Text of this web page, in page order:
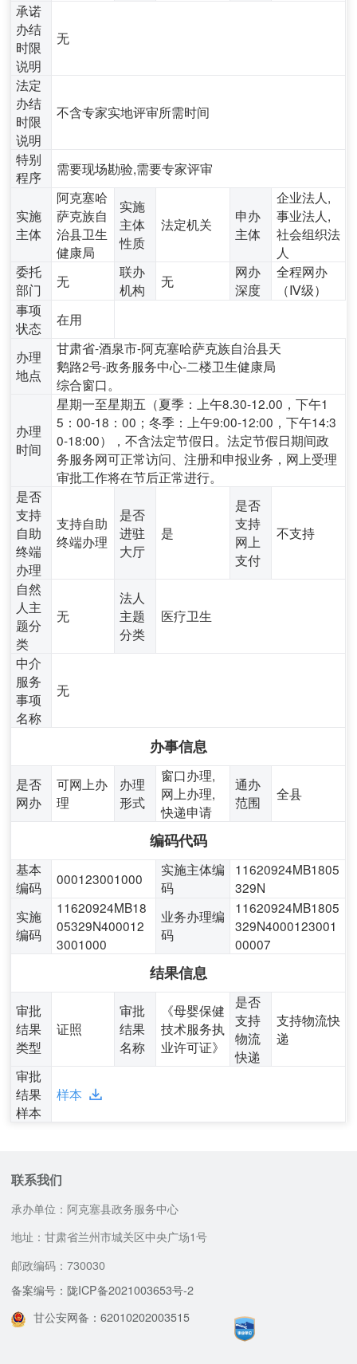
承诺
办结
时限
说明
无
法定
办结
时限
说明
不含专家实地评审所需时间
特别
程序
需要现场勘验,需要专家评审
实施
主体
阿克塞哈
萨克族自
治县卫生
健康局
实施
主体
性质
法定机关
申办
主体
企业法人,
事业法人,
社会组织法
人
委托
部门
无
联办
机构
无
网办
深度
全程网办
（Ⅳ级）
事项
状态
在用
办理
地点
甘肃省-酒泉市-阿克塞哈萨克族自治县天
鹅路2号-政务服务中心-二楼卫生健康局
综合窗口。
办理
时间
星期一至星期五（夏季：上午8.30-12.00，下午1
5：00-18：00；冬季：上午9:00-12:00，下午14:3
0-18:00），不含法定节假日。法定节假日期间政
务服务网可正常访问、注册和申报业务，网上受理
审批工作将在节后正常进行。
是否
支持
自助
终端
办理
支持自助
终端办理
是否
进驻
大厅
是
是否
支持
网上
支付
不支持
自然
人主
题分
类
无
法人
主题
分类
医疗卫生
中介
服务
事项
名称
无
办事信息
是否
网办
可网上办
理
办理
形式
窗口办理,
网上办理,
快递申请
通办
范围
全县
编码代码
基本
编码
000123001000
实施主体编
码
11620924MB1805
329N
实施
编码
11620924MB18
05329N400012
3001000
业务办理编
码
11620924MB1805
329N4000123001
00007
结果信息
审批
结果
类型
证照
审批
结果
名称
《母婴保健
技术服务执
业许可证》
是否
支持
物流
快递
支持物流快
递
审批
结果
样本
样本
联系我们
承办单位：阿克塞县政务服务中心
地址：甘肃省兰州市城关区中央广场1号
邮政编码：730030
备案编号：陇ICP备2021003653号-2
甘公安网备：62010202003515